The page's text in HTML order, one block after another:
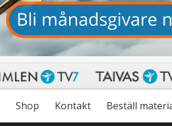
Shop Kontakt Beställ